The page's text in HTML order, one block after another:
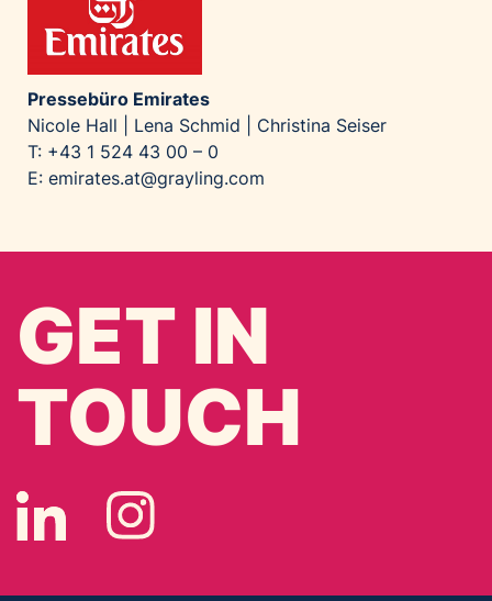
Pressebüro Emirates
Nicole Hall | Lena Schmid | Christina Seiser
T: +43 1 524 43 00 – 0
E: emirates.at@grayling.com
GET IN
TOUCH